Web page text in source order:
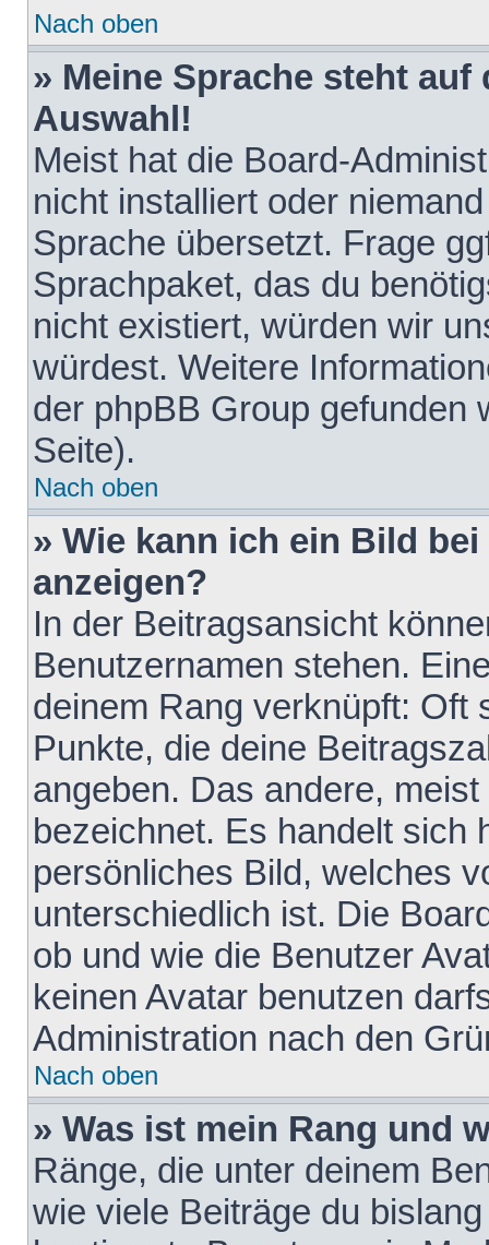
Nach oben
» Meine Sprache steht
Auswahl!
Meist hat die Board-
nicht installiert oder
Sprache übersetzt. Frage
Sprachpaket, das du
nicht existiert, würden wir
würdest. Weitere
der phpBB Group gefunden
Seite).
Nach oben
» Wie kann ich ein Bild
anzeigen?
In der Beitragsansicht
Benutzernamen stehen.
deinem Rang verknüpft: Oft
Punkte, die deine
angeben. Das andere,
bezeichnet. Es handelt sich
persönliches Bild, welches
unterschiedlich ist. Die
ob und wie die Benutzer
keinen Avatar benutzen
Administration nach den
Nach oben
» Was ist mein Rang und
Ränge, die unter deinem
wie viele Beiträge du